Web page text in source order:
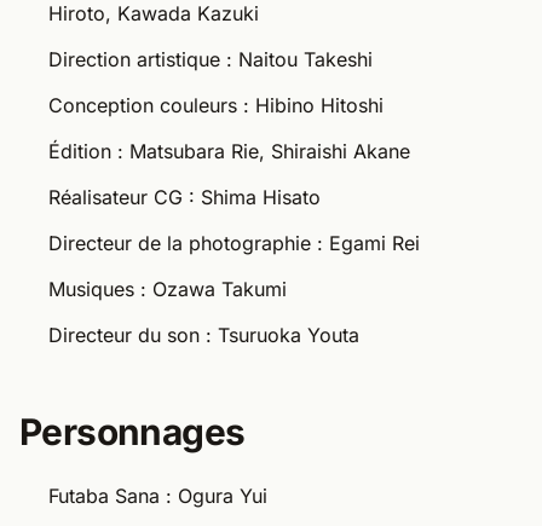
Hiroto, Kawada Kazuki
Direction artistique : Naitou Takeshi
Conception couleurs : Hibino Hitoshi
Édition : Matsubara Rie, Shiraishi Akane
Réalisateur CG : Shima Hisato
Directeur de la photographie : Egami Rei
Musiques : Ozawa Takumi
Directeur du son : Tsuruoka Youta
Personnages
Futaba Sana : Ogura Yui